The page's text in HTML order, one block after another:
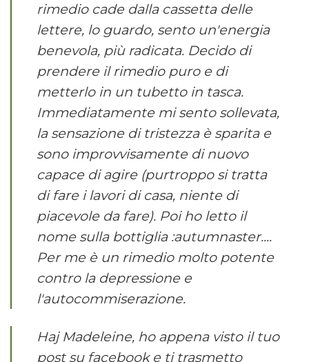
rimedio cade dalla cassetta delle
lettere, lo guardo, sento un'energia
benevola, più radicata. Decido di
prendere il rimedio puro e di
metterlo in un tubetto in tasca.
Immediatamente mi sento sollevata,
la sensazione di tristezza è sparita e
sono improvvisamente di nuovo
capace di agire (purtroppo si tratta
di fare i lavori di casa, niente di
piacevole da fare). Poi ho letto il
nome sulla bottiglia :autumnaster....
Per me è un rimedio molto potente
contro la depressione e
l'autocommiserazione.
Haj Madeleine, ho appena visto il tuo
post su facebook e ti trasmetto